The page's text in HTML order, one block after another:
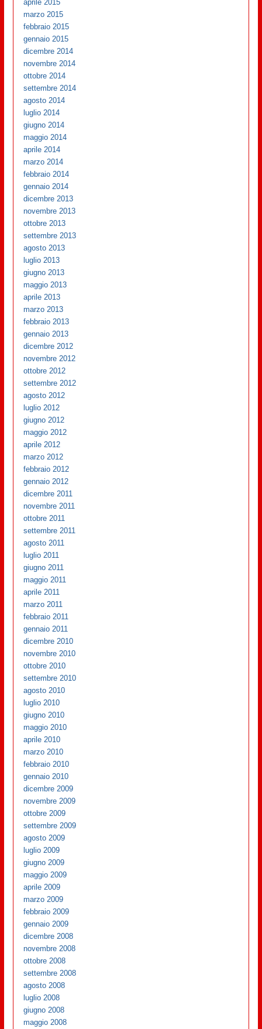
aprile 2015
marzo 2015
febbraio 2015
gennaio 2015
dicembre 2014
novembre 2014
ottobre 2014
settembre 2014
agosto 2014
luglio 2014
giugno 2014
maggio 2014
aprile 2014
marzo 2014
febbraio 2014
gennaio 2014
dicembre 2013
novembre 2013
ottobre 2013
settembre 2013
agosto 2013
luglio 2013
giugno 2013
maggio 2013
aprile 2013
marzo 2013
febbraio 2013
gennaio 2013
dicembre 2012
novembre 2012
ottobre 2012
settembre 2012
agosto 2012
luglio 2012
giugno 2012
maggio 2012
aprile 2012
marzo 2012
febbraio 2012
gennaio 2012
dicembre 2011
novembre 2011
ottobre 2011
settembre 2011
agosto 2011
luglio 2011
giugno 2011
maggio 2011
aprile 2011
marzo 2011
febbraio 2011
gennaio 2011
dicembre 2010
novembre 2010
ottobre 2010
settembre 2010
agosto 2010
luglio 2010
giugno 2010
maggio 2010
aprile 2010
marzo 2010
febbraio 2010
gennaio 2010
dicembre 2009
novembre 2009
ottobre 2009
settembre 2009
agosto 2009
luglio 2009
giugno 2009
maggio 2009
aprile 2009
marzo 2009
febbraio 2009
gennaio 2009
dicembre 2008
novembre 2008
ottobre 2008
settembre 2008
agosto 2008
luglio 2008
giugno 2008
maggio 2008